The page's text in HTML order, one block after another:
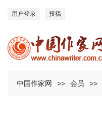
用户登录 投稿
中国作家网 >> 会员 >>